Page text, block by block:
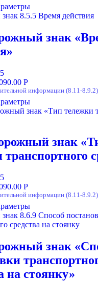
знак
Р
информации (8.11-8.9.2)
знак
Р
информации (8.11-8.9.2)
знак
на стоянку»